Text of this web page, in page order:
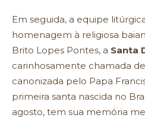
Em seguida, a equipe
homenagem à religiosa
Brito Lopes Pontes, a Santa
carinhosamente chamada
canonizada pelo Papa
primeira santa nascida no
agosto, tem sua memória